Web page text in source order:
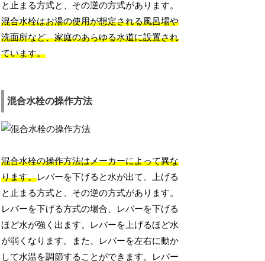
と止まる方式と、その逆の方式があります。
混合水栓はお湯の使用が想定される風呂場や
洗面所など、家庭のあらゆる水道に設置され
ています。
混合水栓の操作方法
混合水栓の操作方法はメーカーによって異な
ります。レバーを下げると水が出て、上げる
と止まる方式と、その逆の方式があります。
レバーを下げる方式の場合、レバーを下げる
ほど水が強く出ます。レバーを上げるほど水
が弱くなります。また、レバーを左右に動か
して水温を調節することができます。レバー